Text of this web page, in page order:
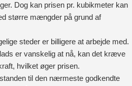
Dog kan prisen pr. kubikmeter kan
større mængder på grund af
steder er billigere at arbejde med.
er vanskelig at nå, kan det kræve
hvilket øger prisen.
til den nærmeste godkendte